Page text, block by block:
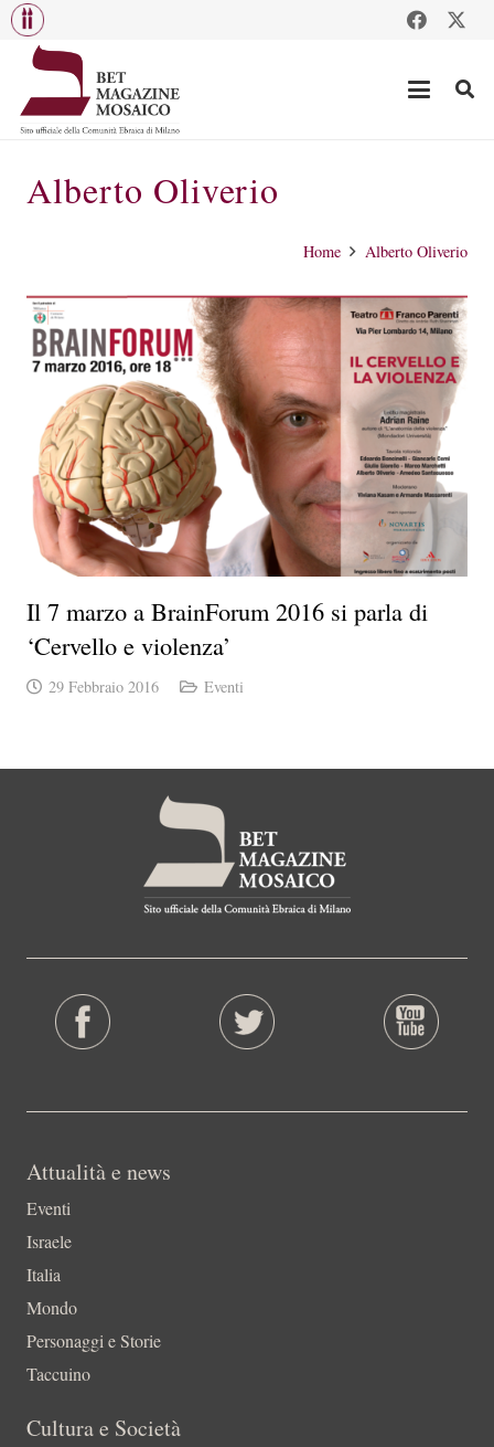
Alberto Oliverio
Home Alberto Oliverio
Il 7 marzo a BrainForum 2016 si parla di
‘Cervello e violenza’
29 Febbraio 2016 Eventi
Attualità e news
Eventi
Israele
Italia
Mondo
Personaggi e Storie
Taccuino
Cultura e Società